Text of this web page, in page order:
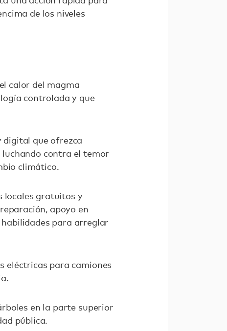
de los niveles
calor del magma
controlada y que
que ofrezca
contra el temor
climático.
locales gratuitos y
apoyo en
para arreglar
eléctricas para camiones
en la parte superior
pública.